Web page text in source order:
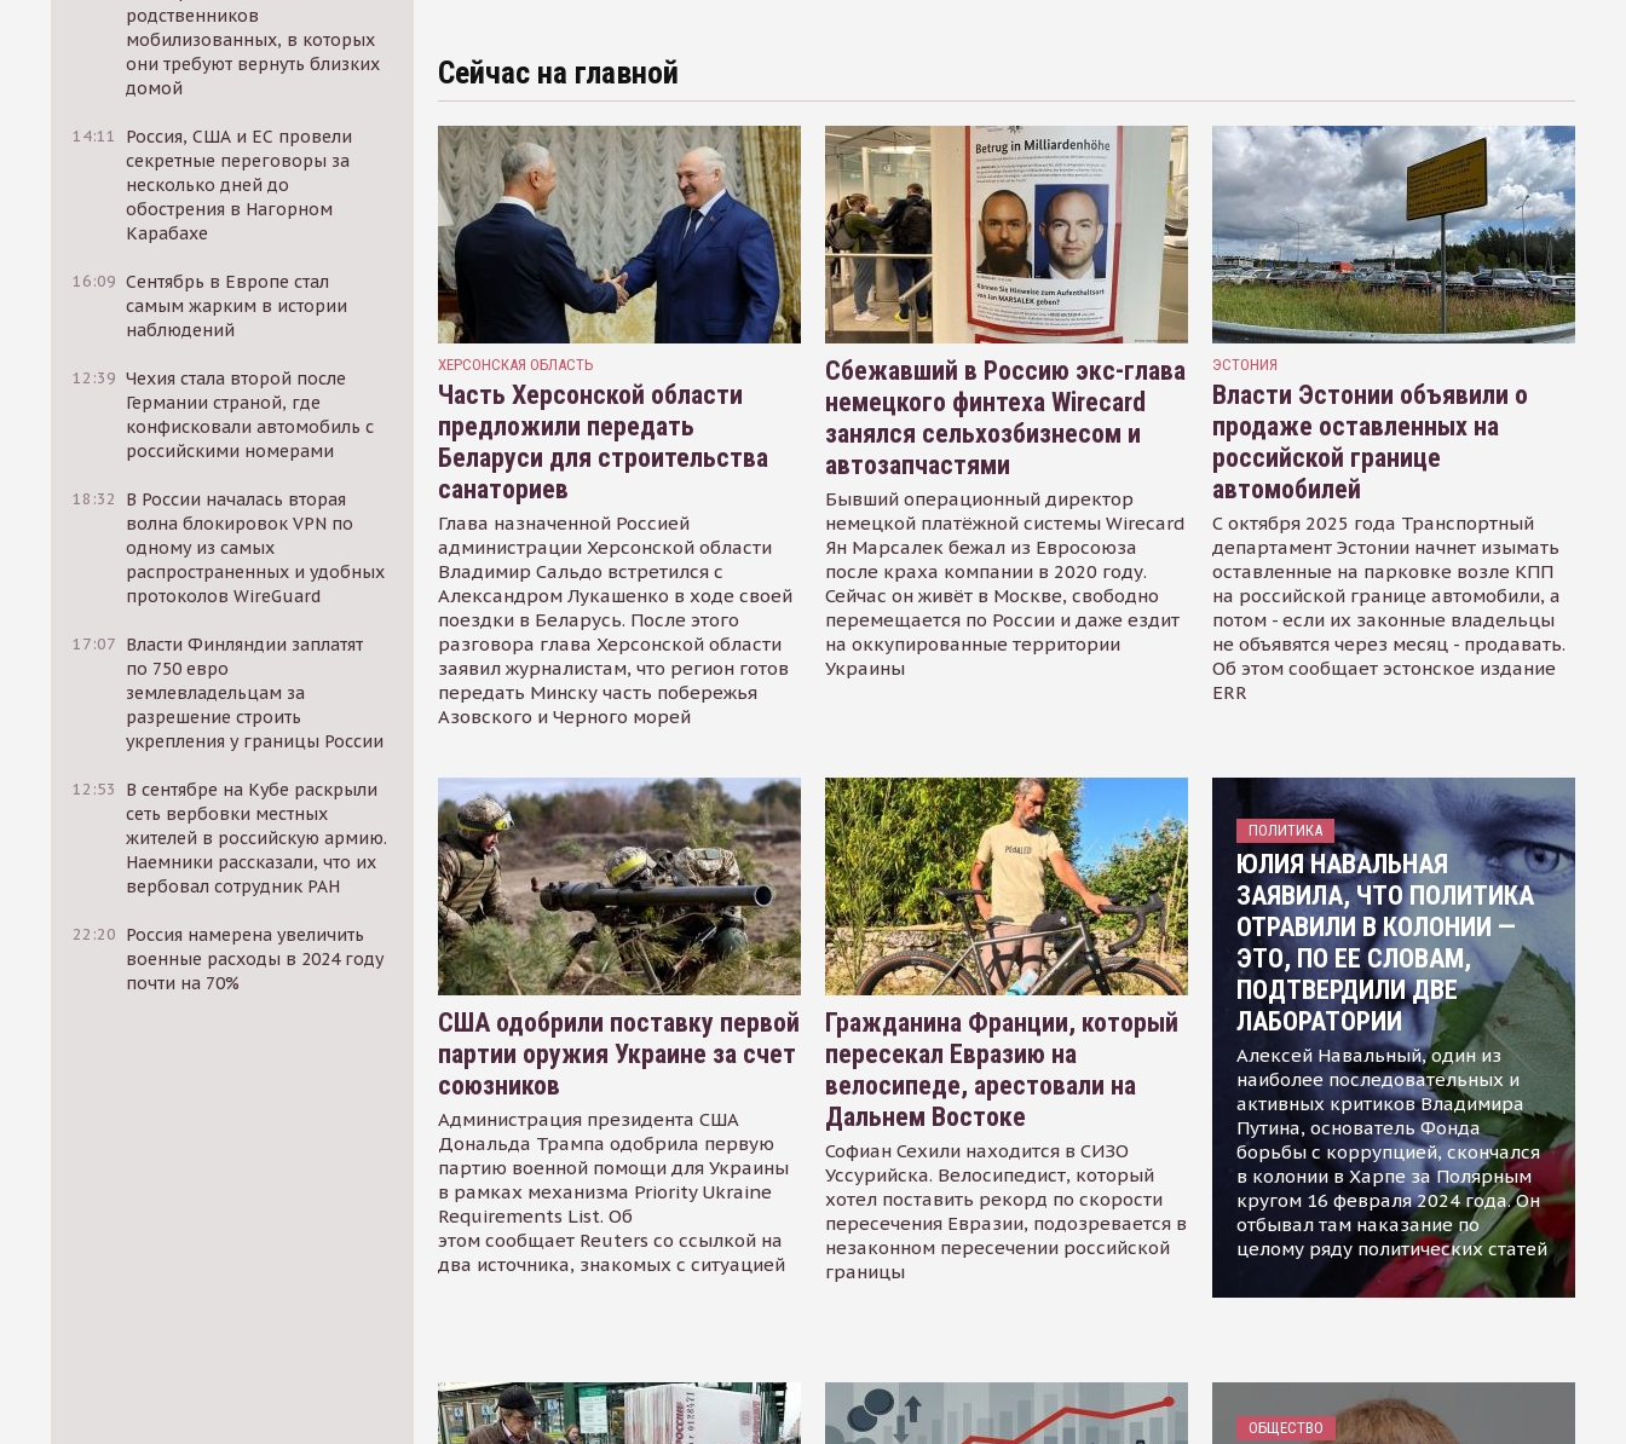
родственников
мобилизованных, в которых
они требуют вернуть близких
домой
14:11
Россия, США и ЕС провели
секретные переговоры за
несколько дней до
обострения в Нагорном
Карабахе
16:09 Сентябрь в Европе стал
самым жарким в истории
наблюдений
12:39 Чехия стала второй после
Германии страной, где
конфисковали автомобиль с
российскими номерами
18:32
В России началась вторая
волна блокировок VPN по
одному из самых
распространенных и удобных
протоколов WireGuard
17:07 Власти Финляндии заплатят
по 750 евро
землевладельцам за
разрешение строить
укрепления у границы России
12:53
В сентябре на Кубе раскрыли
сеть вербовки местных
жителей в российскую армию.
Наемники рассказали, что их
вербовал сотрудник РАН
22:20 Россия намерена увеличить
военные расходы в 2024 году
почти на 70%
Сейчас на главной
ХЕРСОНСКАЯ ОБЛАСТЬ
Часть Херсонской области
предложили передать
Беларуси для строительства
санаториев
Глава назначенной Россией
администрации Херсонской области
Владимир Сальдо встретился с
Александром Лукашенко в ходе своей
поездки в Беларусь. После этого
разговора глава Херсонской области
заявил журналистам, что регион готов
передать Минску часть побережья
Азовского и Черного морей
Сбежавший в Россию экс-глава
немецкого финтеха Wirecard
занялся сельхозбизнесом и
автозапчастями
Бывший операционный директор
немецкой платёжной системы Wirecard
Ян Марсалек бежал из Евросоюза
после краха компании в 2020 году.
Сейчас он живёт в Москве, свободно
перемещается по России и даже ездит
на оккупированные территории
Украины
ЭСТОНИЯ
Власти Эстонии объявили о
продаже оставленных на
российской границе
автомобилей
С октября 2025 года Транспортный
департамент Эстонии начнет изымать
оставленные на парковке возле КПП
на российской границе автомобили, а
потом - если их законные владельцы
не объявятся через месяц - продавать.
Об этом сообщает эстонское издание
ERR
США одобрили поставку первой
партии оружия Украине за счет
союзников
Администрация президента США
Дональда Трампа одобрила первую
партию военной помощи для Украины
в рамках механизма Priority Ukraine
Requirements List. Об
этом сообщает Reuters со ссылкой на
два источника, знакомых с ситуацией
Гражданина Франции, который
пересекал Евразию на
велосипеде, арестовали на
Дальнем Востоке
Софиан Сехили находится в СИЗО
Уссурийска. Велосипедист, который
хотел поставить рекорд по скорости
пересечения Евразии, подозревается в
незаконном пересечении российской
границы
ПОЛИТИКА
ЮЛИЯ НАВАЛЬНАЯ
ЗАЯВИЛА, ЧТО ПОЛИТИКА
ОТРАВИЛИ В КОЛОНИИ —
ЭТО, ПО ЕЕ СЛОВАМ,
ПОДТВЕРДИЛИ ДВЕ
ЛАБОРАТОРИИ
Алексей Навальный, один из
наиболее последовательных и
активных критиков Владимира
Путина, основатель Фонда
борьбы с коррупцией, скончался
в колонии в Харпе за Полярным
кругом 16 февраля 2024 года. Он
отбывал там наказание по
целому ряду политических статей
ОБЩЕСТВО